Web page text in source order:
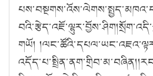
གཡོ།